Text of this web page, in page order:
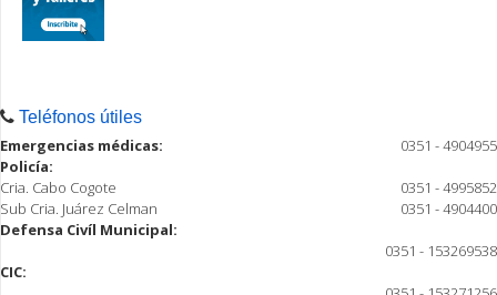
Teléfonos útiles
Emergencias médicas:
0351 - 4904955
Policía:
Cria. Cabo Cogote
0351 - 4995852
Sub Cria. Juárez Celman
0351 - 4904400
Defensa Civíl Municipal:
0351 - 153269538
CIC: